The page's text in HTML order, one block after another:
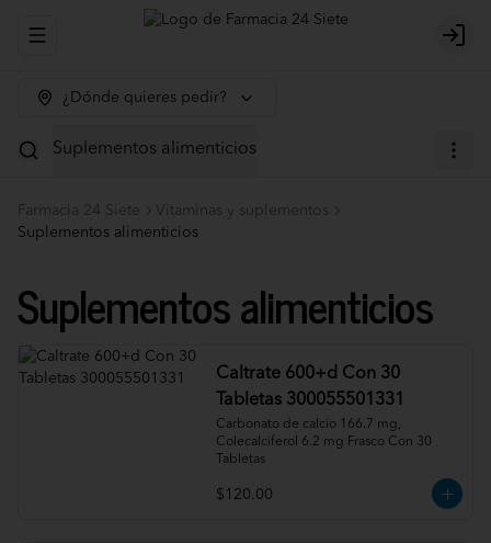
Abrir menu de navegación
¿Dónde quieres pedir?
Suplementos alimenticios
Farmacia 24 Siete
Vitaminas y suplementos
Suplementos alimenticios
Suplementos alimenticios
Caltrate 600+d Con 30
Tabletas 300055501331
Carbonato de calcio 166.7 mg,
Colecalciferol 6.2 mg Frasco Con 30
Tabletas
$120.00